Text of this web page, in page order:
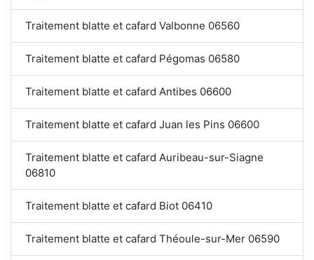
Traitement blatte et cafard Valbonne 06560
Traitement blatte et cafard Pégomas 06580
Traitement blatte et cafard Antibes 06600
Traitement blatte et cafard Juan les Pins 06600
Traitement blatte et cafard Auribeau-sur-Siagne
06810
Traitement blatte et cafard Biot 06410
Traitement blatte et cafard Théoule-sur-Mer 06590